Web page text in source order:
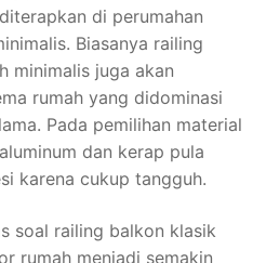
di perumahan
Biasanya railing
minimalis juga akan
rumah yang didominasi
Pada pemilihan material
dan kerap pula
karena cukup tangguh.
soal railing balkon klasik
rumah menjadi semakin